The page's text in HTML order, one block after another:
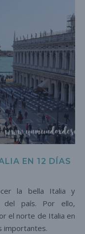
EN 12 DÍAS
país. Por ello,
el norte de Italia en
importantes.